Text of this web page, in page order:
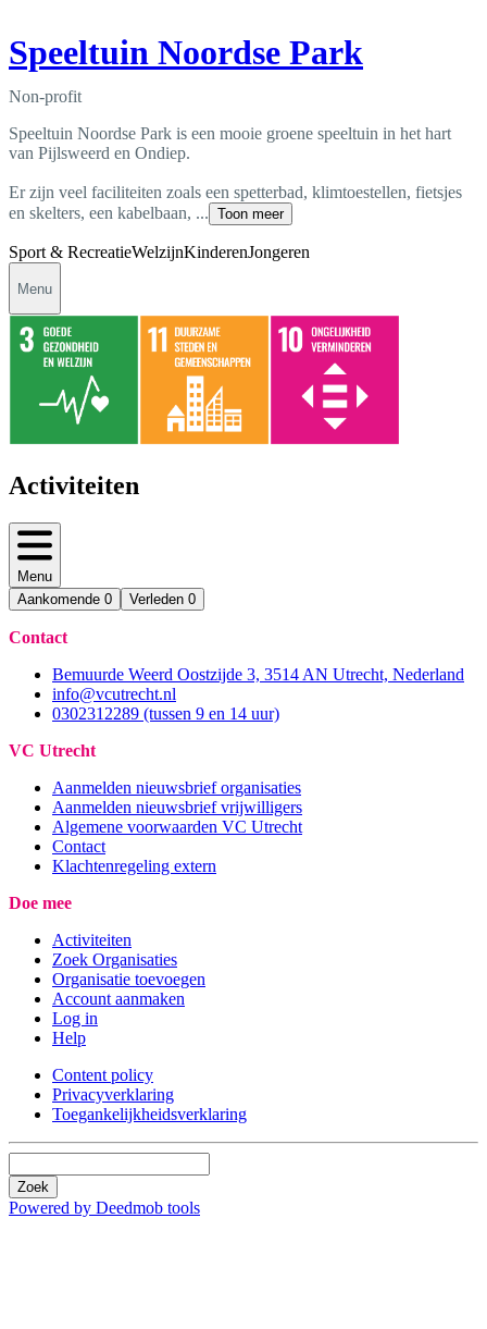
Speeltuin Noordse Park
Non-profit
Speeltuin Noordse Park is een mooie groene speeltuin in het hart
van Pijlsweerd en Ondiep.
Er zijn veel faciliteiten zoals een spetterbad, klimtoestellen, fietsjes
en skelters, een kabelbaan, ... Toon meer
Sport & RecreatieWelzijnKinderenJongeren
Menu
Activiteiten
Menu
Aankomende 0 Verleden 0
Contact
Bemuurde Weerd Oostzijde 3, 3514 AN Utrecht, Nederland
info@vcutrecht.nl
0302312289 (tussen 9 en 14 uur)
VC Utrecht
Aanmelden nieuwsbrief organisaties
Aanmelden nieuwsbrief vrijwilligers
Algemene voorwaarden VC Utrecht
Contact
Klachtenregeling extern
Doe mee
Activiteiten
Zoek Organisaties
Organisatie toevoegen
Account aanmaken
Log in
Help
Content policy
Privacyverklaring
Toegankelijkheidsverklaring
Zoek
Powered by Deedmob tools